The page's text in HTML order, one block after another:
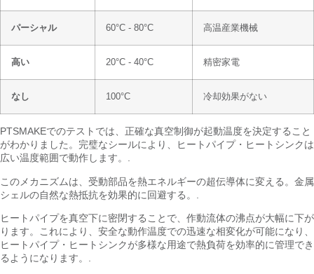
パーシャル 60°C - 80°C 高温産業機械
高い 20°C - 40°C 精密家電
なし 100°C 冷却効果がない
PTSMAKEでのテストでは、正確な真空制御が起動温度を決定すること
がわかりました。完璧なシールにより、ヒートパイプ・ヒートシンクは
広い温度範囲で動作します。.
このメカニズムは、受動部品を熱エネルギーの超伝導体に変える。金属
シェルの自然な熱抵抗を効果的に回避する。.
ヒートパイプを真空下に密閉することで、作動流体の沸点が大幅に下が
ります。これにより、安全な動作温度での迅速な相変化が可能になり、
ヒートパイプ・ヒートシンクが多様な用途で熱負荷を効率的に管理でき
るようになります。.